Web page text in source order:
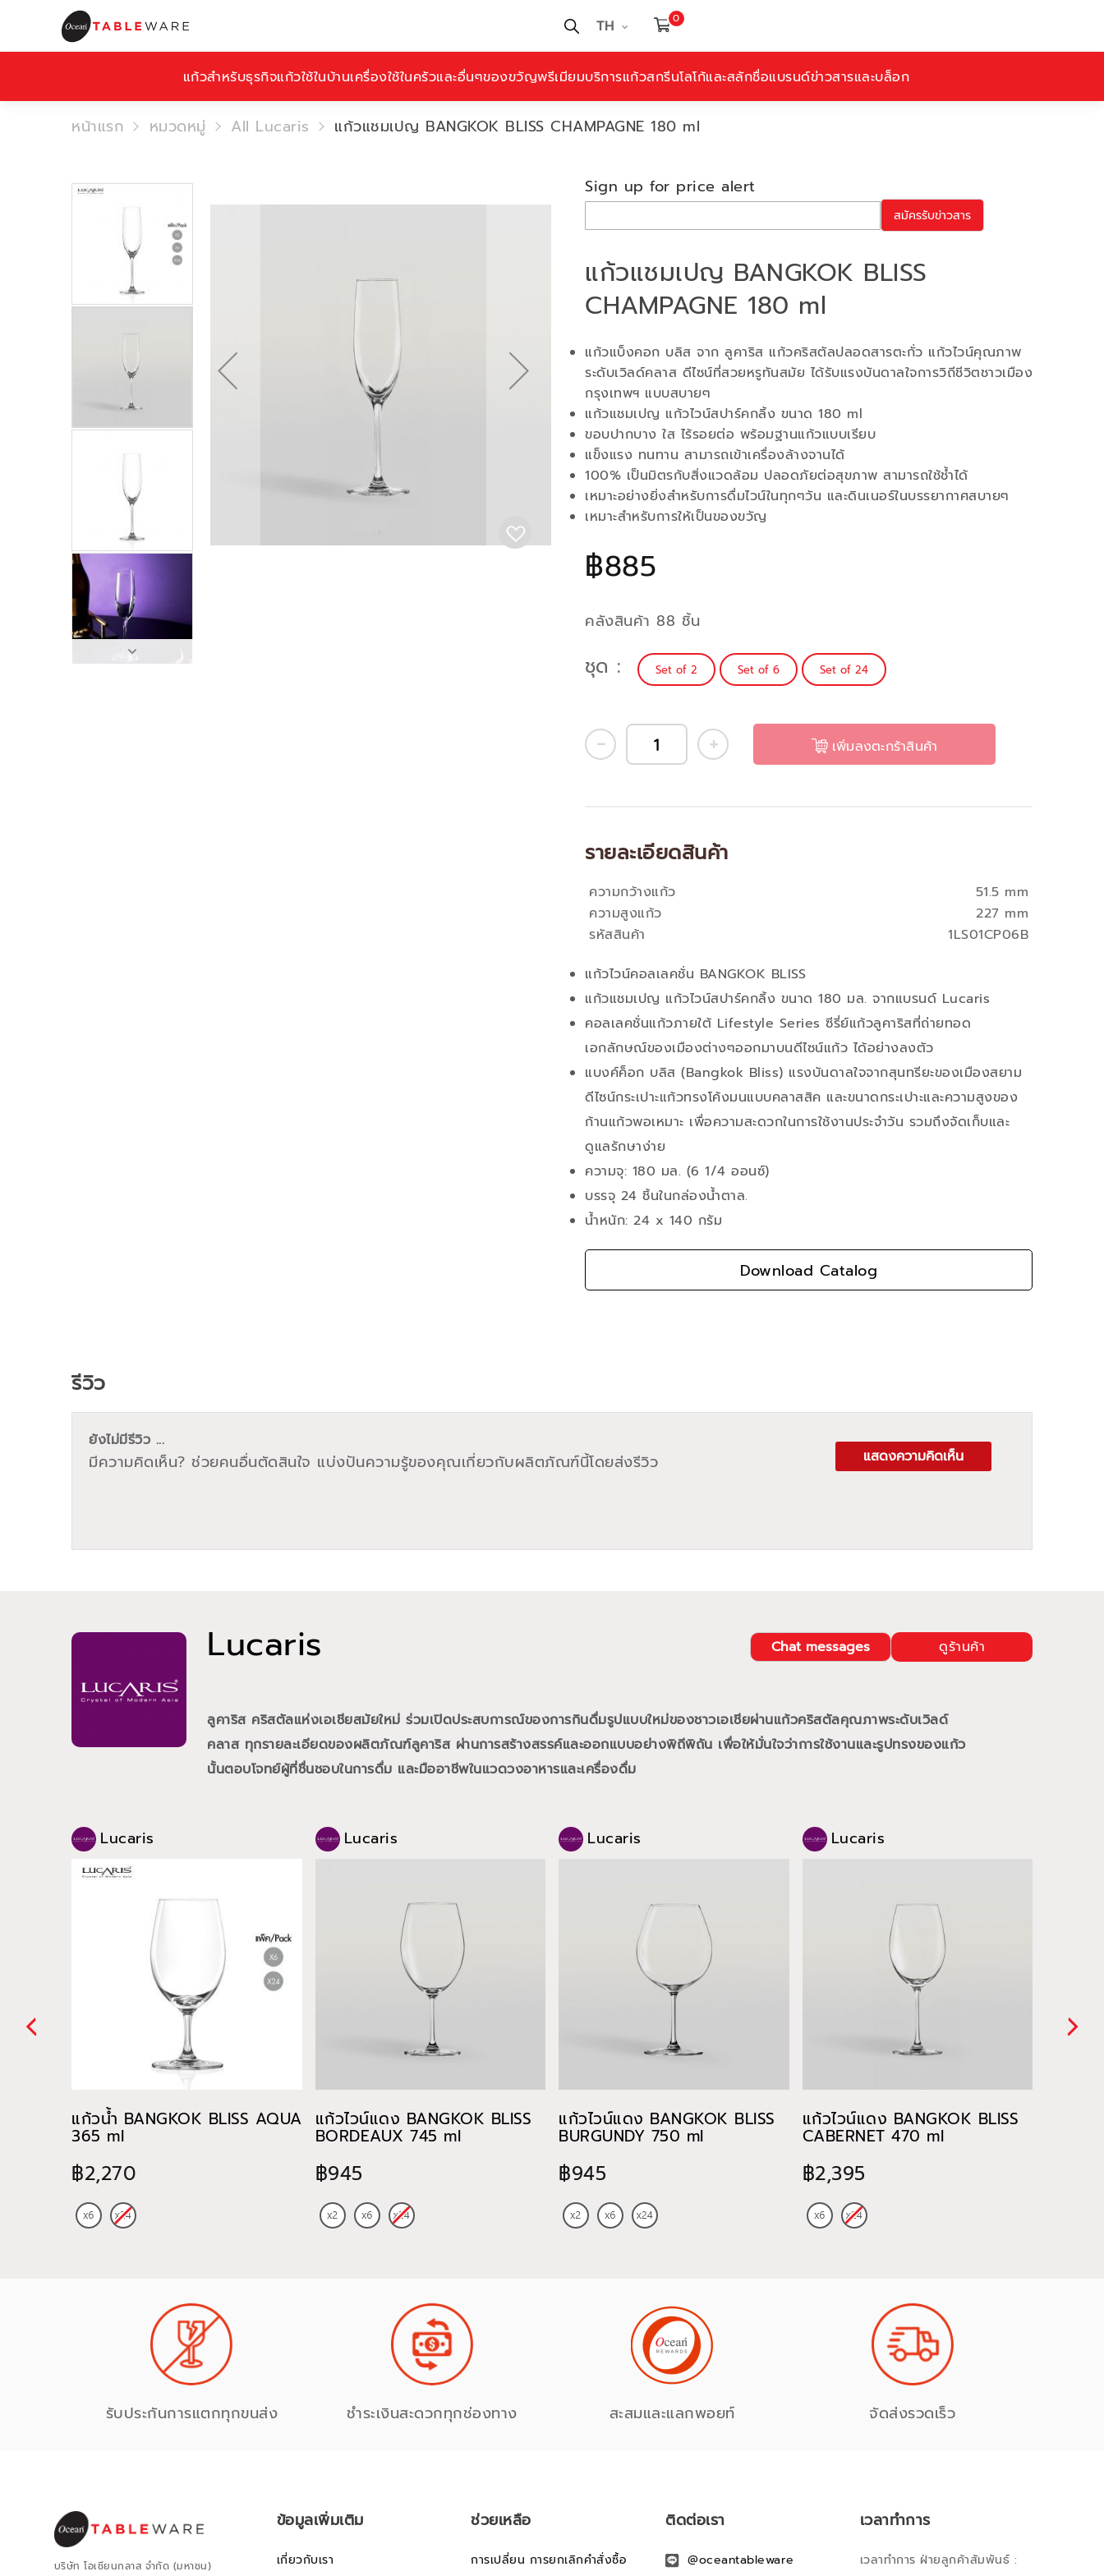
TH 0
แก้วสำหรับธุรกิจแก้วใช้ในบ้านเครื่องใช้ในครัวและอื่นๆของขวัญพรีเมียมบริการแก้วสกรีนโลโก้และสลักชื่อแบรนด์ข่าวสารและบล็อก
หน้าแรก หมวดหมู่ All Lucaris แก้วแชมเปญ BANGKOK BLISS CHAMPAGNE 180 ml
แก้วแชมเปญ BANGKOK BLISS
CHAMPAGNE 180 ml
฿885
คลังสินค้า 88 ชิ้น
แก้วแบ็งคอก บลิส จาก ลูคาริส แก้วคริสตัลปลอดสารตะกั่ว แก้วไวน์คุณภาพ
ระดับเวิลด์คลาส ดีไซน์ที่สวยหรูทันสมัย ได้รับแรงบันดาลใจการวิถีชีวิตชาวเมือง
กรุงเทพฯ แบบสบายๆ
แก้วแชมเปญ แก้วไวน์สปาร์คกลิ้ง ขนาด 180 ml
ขอบปากบาง ใส ไร้รอยต่อ พร้อมฐานแก้วแบบเรียบ
แข็งแรง ทนทาน สามารถเข้าเครื่องล้างจานได้
100% เป็นมิตรกับสิ่งแวดล้อม ปลอดภัยต่อสุขภาพ สามารถใช้ช้ำได้
เหมาะอย่างยิ่งสำหรับการดื่มไวน์ในทุกๆวัน และดินเนอร์ในบรรยากาศสบายๆ
เหมาะสำหรับการให้เป็นของขวัญ
Sign up for price alert
สมัครรับข่าวสาร
ชุด Set of 2 Set of 6 Set of 24
เพิ่มลงตะกร้าสินค้า
แก้วไวน์คอลเลคชั่น BANGKOK BLISS
แก้วแชมเปญ แก้วไวน์สปาร์คกลิ้ง ขนาด 180 มล. จากแบรนด์ Lucaris
คอลเลคชั่นแก้วภายใต้ Lifestyle Series ซีรี่ย์แก้วลูคาริสที่ถ่ายทอด
เอกลักษณ์ของเมืองต่างๆออกมาบนดีไซน์แก้ว ได้อย่างลงตัว
แบงค์ค็อก บลิส (Bangkok Bliss) แรงบันดาลใจจากสุนทรียะของเมืองสยาม
ดีไซน์กระเปาะแก้วทรงโค้งมนแบบคลาสสิค และขนาดกระเปาะและความสูงของ
ก้านแก้วพอเหมาะ เพื่อความสะดวกในการใช้งานประจำวัน รวมถึงจัดเก็บและ
ดูแลรักษาง่าย
ความจุ: 180 มล. (6 1/4 ออนซ์)
บรรจุ 24 ชิ้นในกล่องน้ำตาล.
น้ำหนัก: 24 x 140 กรัม
Download Catalog
รายละเอียดสินค้า
คุณสมบัติ
ความกว้างแก้ว
51.5 mm
ความสูงแก้ว
227 mm
รหัสสินค้า
1LS01CP06B
Lucaris ดูร้านค้า
Chat messages
ลูคาริส คริสตัลแห่งเอเชียสมัยใหม่ ร่วมเปิดประสบการณ์ของการกินดื่มรูปแบบใหม่ของชาวเอเชียผ่านแก้วคริสตัลคุณภาพระดับเวิลด์
คลาส ทุกรายละเอียดของผลิตภัณฑ์ลูคาริส ผ่านการสร้างสรรค์และออกแบบอย่างพิถีพิถัน เพื่อให้มั่นใจว่าการใช้งานและรูปทรงของแก้ว
นั้นตอบโจทย์ผู้ที่ชื่นชอบในการดื่ม และมืออาชีพในแวดวงอาหารและเครื่องดื่ม
Lucaris
แก้วน้ำ BANGKOK BLISS AQUA
365 ml
฿2,270
Lucaris
แก้วไวน์แดง BANGKOK BLISS
BORDEAUX 745 ml
฿945
Lucaris
แก้วไวน์แดง BANGKOK BLISS
BURGUNDY 750 ml
฿945
Lucaris
แก้วไวน์แดง BANGKOK BLISS
CABERNET 470 ml
฿2,395
รีวิว
ยังไม่มีรีวิว ...
มีความคิดเห็น? ช่วยคนอื่นตัดสินใจ แบ่งปันความรู้ของคุณเกี่ยวกับผลิตภัณฑ์นี้โดยส่งรีวิว แสดงความคิดเห็น
รับประกันการแตกทุกขนส่ง ชำระเงินสะดวกทุกช่องทาง สะสมและแลกพอยท์ จัดส่งรวดเร็ว
บริษัท โอเชียนกลาส จำกัด (มหาชน)
ข้อมูลเพิ่มเติม
เกี่ยวกับเรา
ช่วยเหลือ
การเปลี่ยน การยกเลิกคำสั่งซื้อ
ติดต่อเรา
@oceantableware
เวลาทำการ
เวลาทำการ ฝ่ายลูกค้าสัมพันธ์ :